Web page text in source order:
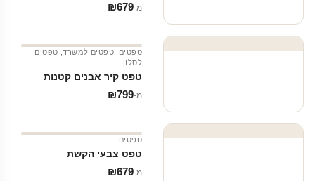
מ‑ ₪679
טפטים טפטים למשרד, טפטים
לסלון
טפט קיר אבנים קטנות
מ‑ ₪799
טפטים
טפט צבעי הקשת
מ‑ ₪679